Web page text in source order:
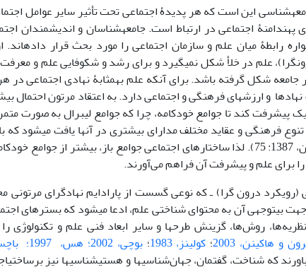
این است که هر پدیدۀ اجتماعی تحت تأثیر سایر عوامل
پهن‏دامنۀ اجتماعی در ارتباط است. جامعه‏شناسان و ‏اندیشمندان
رابطۀ میان علم و سازمان اجتماعی را مورد بحث قرار داده‏اند.
علم در خلأ شکل نمی‏گیرد و برای رشد و شکوفایی علم و
شکل گرفته باشد. برای آنکه علم به‏مثابۀ نهادی اجتماعی در
نهادها و ارزش‏های فرهنگی و اجتماعی دارد. به اعتقاد مرتون
پیشرفت کند تا جوامع خودکامه، چرا که جوامع لیبرال به صورت
فرهنگی و عقاید مختلف مدارای بیشتری در آن‏ها یافت می‏شود
سازگارتر است (گلوور و دیگران، 1387: 75). لذا ساختارهای اجتماعی جوامع باز، بیشتر از
برای علم و پیشرفت آن فراهم می‌آورند.
درون گرا) ـ که نوعی گسست از پارادایم نهادگرای
جهت بی‏توجهی آن به محتوای شناختی علم، ادعا می‏شود که بسترهای
روش‌ها، گزینش طرح­ها و سایر ابعاد فنی علم و تکنولوژی
و ‏ها‏کینن، 2003 ؛ کولینز، 1983 ؛بوچی، 2002؛ هس، 1997 ؛
که شناخت، گفتمان، جهان‌شناسی­ها و هستی­شناسی­ها نیز